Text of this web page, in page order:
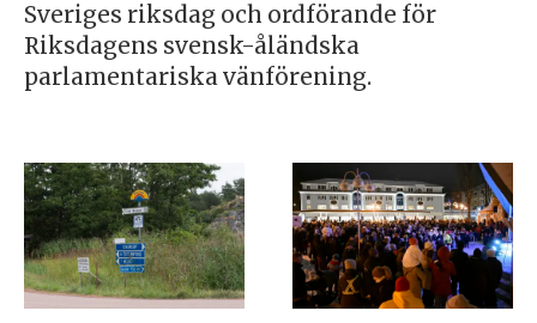
Sveriges riksdag och ordförande för
Riksdagens svensk-åländska
parlamentariska vänförening.